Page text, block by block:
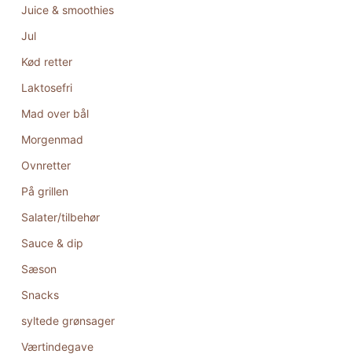
Juice & smoothies
Jul
Kød retter
Laktosefri
Mad over bål
Morgenmad
Ovnretter
På grillen
Salater/tilbehør
Sauce & dip
Sæson
Snacks
syltede grønsager
Værtindegave